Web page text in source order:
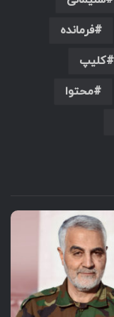
فرمانده
کلیپ
محتوا